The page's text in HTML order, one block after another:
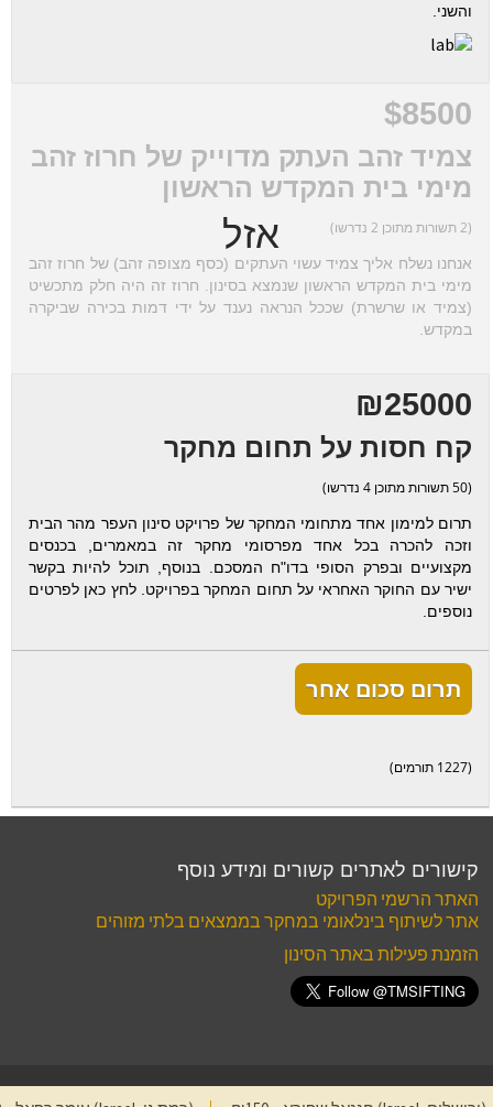
והשני.
אזל
$8500
צמיד זהב העתק מדוייק של חרוז זהב
מימי בית המקדש הראשון
(2 תשורות מתוכן 2 נדרשו)
אנחנו נשלח אליך צמיד עשוי העתקים (כסף מצופה זהב) של חרוז זהב
מימי בית המקדש הראשון שנמצא בסינון. חרוז זה היה חלק מתכשיט
(צמיד או שרשרת) שככל הנראה נענד על ידי דמות בכירה שביקרה
במקדש.
₪25000
קח חסות על תחום מחקר
(50 תשורות מתוכן 4 נדרשו)
תרום למימון אחד מתחומי המחקר של פרויקט סינון העפר מהר הבית
וזכה להכרה בכל אחד מפרסומי מחקר זה במאמרים, בכנסים
מקצועיים ובפרק הסופי בדו"ח המסכם. בנוסף, תוכל להיות בקשר
ישיר עם החוקר האחראי על תחום המחקר בפרויקט. לחץ כאן לפרטים
נוספים.
תרום סכום אחר
(1227 תורמים)
קישורים לאתרים קשורים ומידע נוסף
האתר הרשמי הפרויקט
אתר לשיתוף בינלאומי במחקר בממצאים בלתי מזוהים
הזמנת פעילות באתר הסינון